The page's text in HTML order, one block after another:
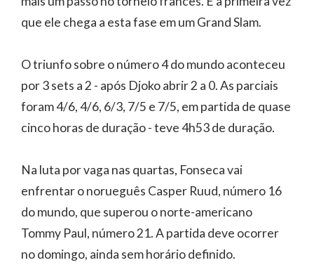
que ele chega a esta fase em um Grand Slam.
O triunfo sobre o número 4 do mundo aconteceu
por 3 sets a 2 - após Djoko abrir 2 a 0. As parciais
foram 4/6, 4/6, 6/3, 7/5 e 7/5, em partida de quase
cinco horas de duração - teve 4h53 de duração.
Na luta por vaga nas quartas, Fonseca vai
enfrentar o norueguês Casper Ruud, número 16
do mundo, que superou o norte-americano
Tommy Paul, número 21. A partida deve ocorrer
no domingo, ainda sem horário definido.